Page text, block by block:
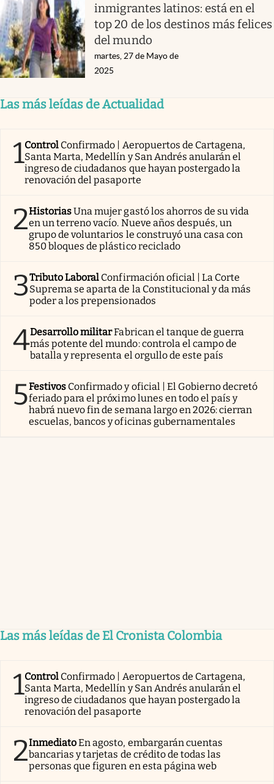
inmigrantes latinos: está en el
top 20 de los destinos más felices
del mundo
martes, 27 de Mayo de
2025
Las más leídas de Actualidad
1Control Confirmado | Aeropuertos de Cartagena,
Santa Marta, Medellín y San Andrés anularán el
ingreso de ciudadanos que hayan postergado la
renovación del pasaporte
2HistoriasUna mujer gastó los ahorros de su vida
en un terreno vacío. Nueve años después, un
grupo de voluntarios le construyó una casa con
850 bloques de plástico reciclado
3Tributo Laboral Confirmación oficial | La Corte
Suprema se aparta de la Constitucional y da más
poder a los prepensionados
4Desarrollo militarFabrican el tanque de guerra
más potente del mundo: controla el campo de
batalla y representa el orgullo de este país
5Festivos Confirmado y oficial | El Gobierno decretó
feriado para el próximo lunes en todo el país y
habrá nuevo fin de semana largo en 2026: cierran
escuelas, bancos y oficinas gubernamentales
Las más leídas de El Cronista Colombia
1Control Confirmado | Aeropuertos de Cartagena,
Santa Marta, Medellín y San Andrés anularán el
ingreso de ciudadanos que hayan postergado la
renovación del pasaporte
2InmediatoEn agosto, embargarán cuentas
bancarias y tarjetas de crédito de todas las
personas que figuren en esta página web